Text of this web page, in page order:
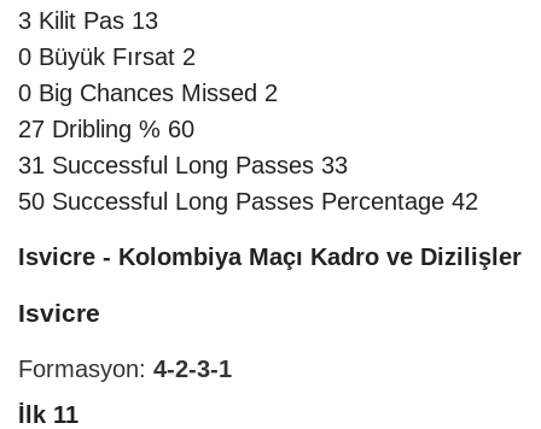
3 Kilit Pas 13
0 Büyük Fırsat 2
0 Big Chances Missed 2
27 Dribling % 60
31 Successful Long Passes 33
50 Successful Long Passes Percentage 42
Isvicre - Kolombiya Maçı Kadro ve Dizilişler
Isvicre
Formasyon: 4-2-3-1
İlk 11